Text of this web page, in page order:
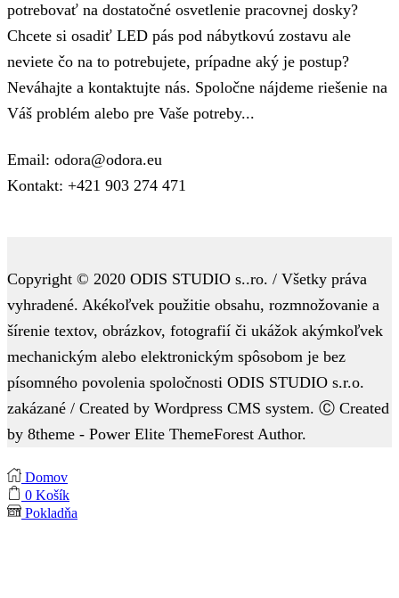
potrebovať na dostatočné osvetlenie pracovnej dosky?
Chcete si osadiť LED pás pod nábytkovú zostavu ale
neviete čo na to potrebujete, prípadne aký je postup?
Neváhajte a kontaktujte nás. Spoločne nájdeme riešenie na
Váš problém alebo pre Vaše potreby...
Email: odora@odora.eu
Kontakt: +421 903 274 471
Copyright © 2020 ODIS STUDIO s..ro. / Všetky práva
vyhradené. Akékoľvek použitie obsahu, rozmnožovanie a
šírenie textov, obrázkov, fotografií či ukážok akýmkoľvek
mechanickým alebo elektronickým spôsobom je bez
písomného povolenia spoločnosti ODIS STUDIO s.r.o.
zakázané / Created by Wordpress CMS system. Ⓒ Created
by 8theme - Power Elite ThemeForest Author.
Domov
0 Košík
Pokladňa